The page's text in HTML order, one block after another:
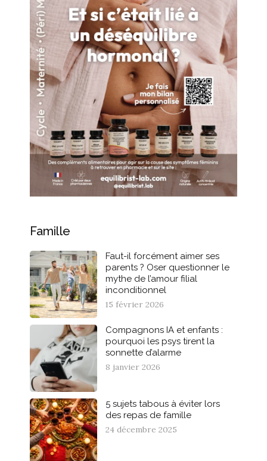
Famille
Faut-il forcément aimer ses
parents ? Oser questionner le
mythe de l’amour filial
inconditionnel
15 février 2026
Compagnons IA et enfants :
pourquoi les psys tirent la
sonnette d’alarme
8 janvier 2026
5 sujets tabous à éviter lors
des repas de famille
24 décembre 2025